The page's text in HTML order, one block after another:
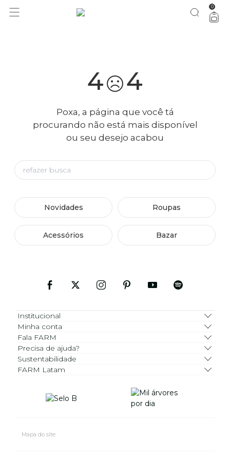
você merece 30% OFF pra comemorar com a gente aproveita! 0
4 4
Poxa, a página que você tá
procurando não está mais disponível
ou seu desejo acabou
Novidades Roupas
Acessórios Bazar
Institucional
Minha conta
Fala FARM
Precisa de ajuda?
Sustentabilidade
FARM Latam
Mapa do site